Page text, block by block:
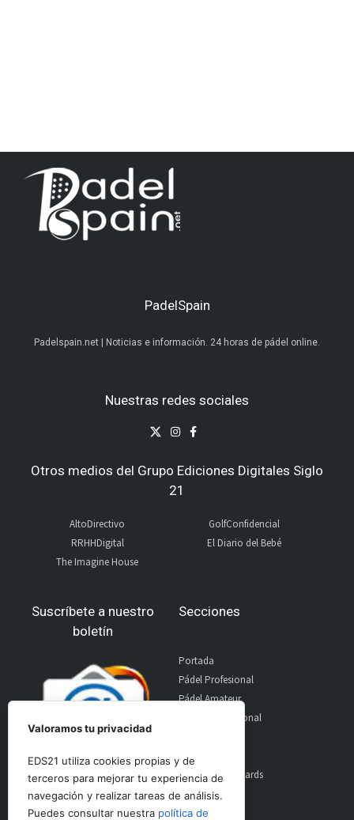
PadelSpain
Padelspain.net | Noticias e información. 24 horas de pádel online.
Nuestras redes sociales
Otros medios del Grupo Ediciones Digitales Siglo
21
AltoDirectivo
RRHHDigital
The Imagine House
GolfConfidencial
El Diario del Bebé
Suscríbete a nuestro
boletín
Secciones
Portada
Pádel Profesional
Pádel Amateur
Pádel Internacional
Material
World Padel Awards
Contacto
Publicidad
Valoramos tu privacidad
EDS21 utiliza cookies propias y de
terceros para mejorar tu experiencia de
navegación y realizar tareas de análisis.
Puedes consultar nuestra política de